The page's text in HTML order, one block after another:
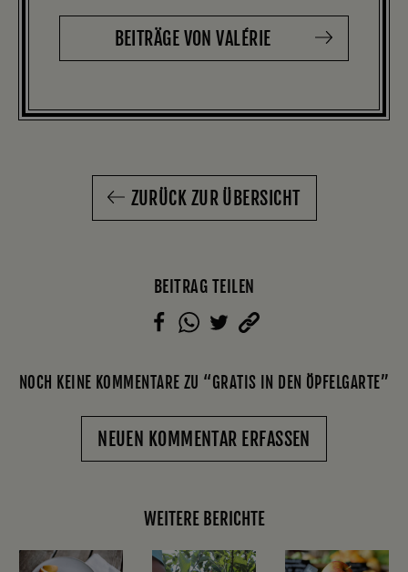
BEITRÄGE VON VALÉRIE
ZURÜCK ZUR ÜBERSICHT
BEITRAG TEILEN
NOCH KEINE KOMMENTARE ZU “GRATIS IN DEN ÖPFELGARTE”
NEUEN KOMMENTAR ERFASSEN
WEITERE BERICHTE